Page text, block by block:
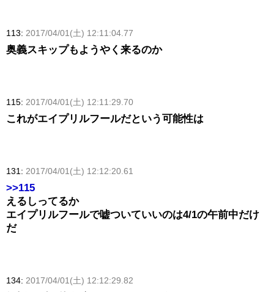
113: 2017/04/01(土) 12:11:04.77
奥義スキップもようやく来るのか
115: 2017/04/01(土) 12:11:29.70
これがエイプリルフールだという可能性は
131: 2017/04/01(土) 12:12:20.61
>>115
えるしってるか
エイプリルフールで嘘ついていいのは4/1の午前中だけ
だ
134: 2017/04/01(土) 12:12:29.82